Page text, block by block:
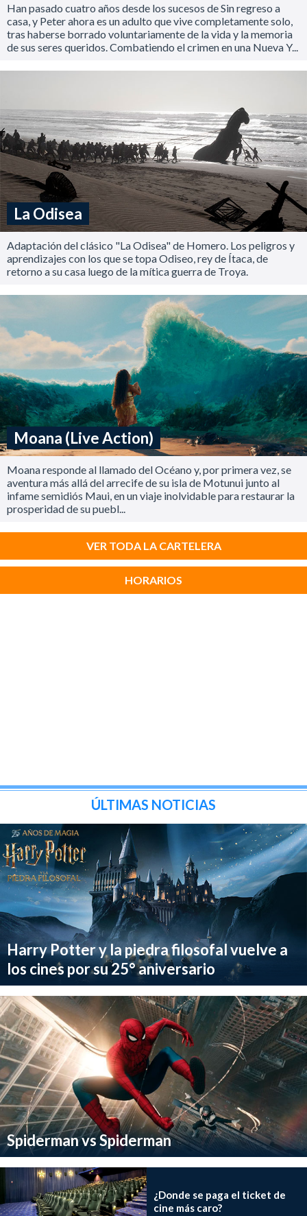
Han pasado cuatro años desde los sucesos de Sin regreso a
casa, y Peter ahora es un adulto que vive completamente solo,
tras haberse borrado voluntariamente de la vida y la memoria
de sus seres queridos. Combatiendo el crimen en una Nueva Y...
La Odisea
Adaptación del clásico "La Odisea" de Homero. Los peligros y
aprendizajes con los que se topa Odiseo, rey de Ítaca, de
retorno a su casa luego de la mítica guerra de Troya.
Moana (Live Action)
Moana responde al llamado del Océano y, por primera vez, se
aventura más allá del arrecife de su isla de Motunui junto al
infame semidiós Maui, en un viaje inolvidable para restaurar la
prosperidad de su puebl...
VER TODA LA CARTELERA
HORARIOS
ÚLTIMAS NOTICIAS
Harry Potter y la piedra filosofal vuelve a
los cines por su 25° aniversario
Spiderman vs Spiderman
¿Donde se paga el ticket de
cine más caro?